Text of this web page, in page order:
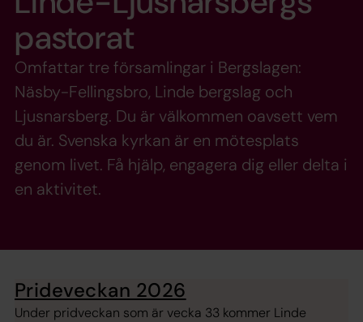
pastorat
Omfattar tre församlingar i Bergslagen:
Näsby-Fellingsbro, Linde bergslag och
Ljusnarsberg. Du är välkommen oavsett vem
du är. Svenska kyrkan är en mötesplats
genom livet. Få hjälp, engagera dig eller delta i
en aktivitet.
Prideveckan 2026
Under pridveckan som är vecka 33 kommer Linde